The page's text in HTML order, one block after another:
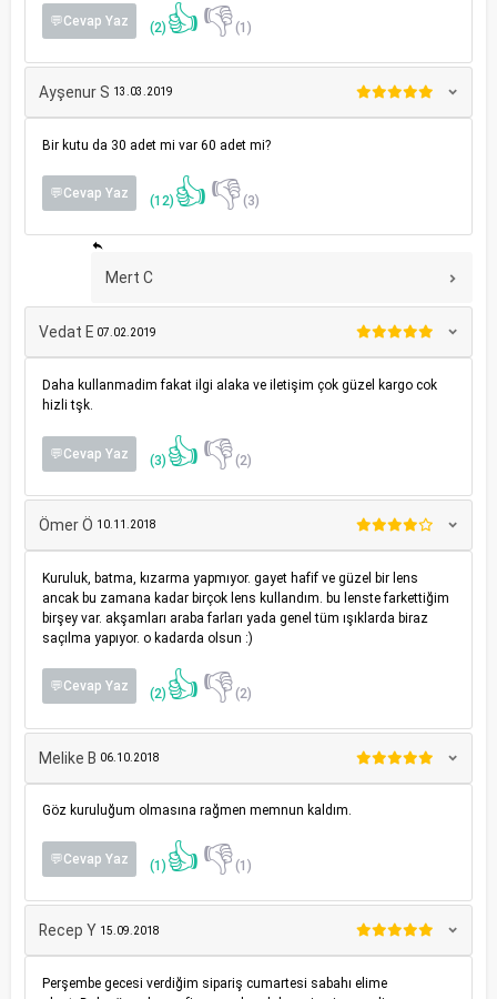
💬Cevap Yaz (2) 👍👎(1)
Ayşenur S 13.03.2019
Bir kutu da 30 adet mi var 60 adet mi?
💬Cevap Yaz (12) 👍👎(3)
Mert C
Vedat E 07.02.2019
Daha kullanmadim fakat ilgi alaka ve iletişim çok güzel kargo cok
hizli tşk.
💬Cevap Yaz (3) 👍👎(2)
Ömer Ö 10.11.2018
Kuruluk, batma, kızarma yapmıyor. gayet hafif ve güzel bir lens
ancak bu zamana kadar birçok lens kullandım. bu lenste farkettiğim
birşey var. akşamları araba farları yada genel tüm ışıklarda biraz
saçılma yapıyor. o kadarda olsun :)
💬Cevap Yaz (2) 👍👎(2)
Melike B 06.10.2018
Göz kuruluğum olmasına rağmen memnun kaldım.
💬Cevap Yaz (1) 👍👎(1)
Recep Y 15.09.2018
Perşembe gecesi verdiğim sipariş cumartesi sabahı elime